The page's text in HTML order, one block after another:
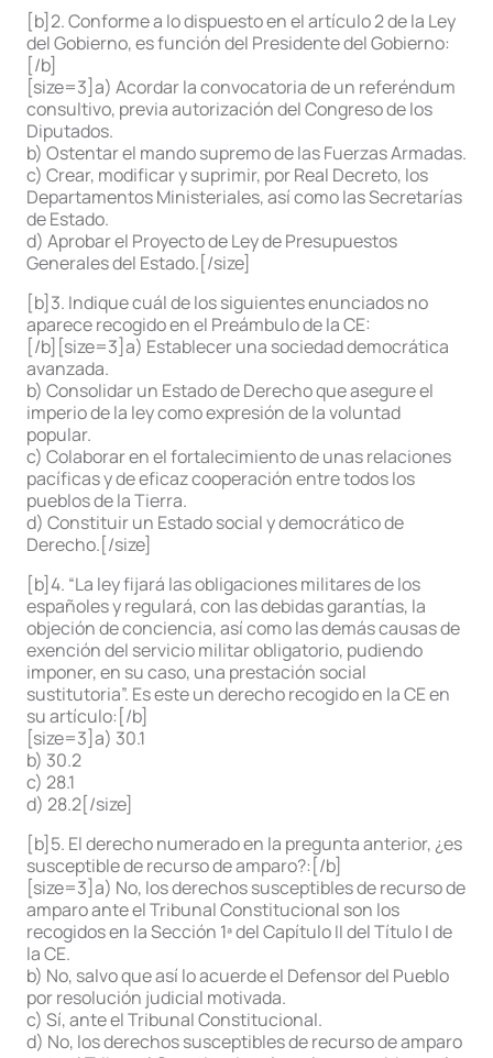
[b]2. Conforme a lo dispuesto en el artículo 2 de la Ley
del Gobierno, es función del Presidente del Gobierno:
[/b]
[size=3]a) Acordar la convocatoria de un referéndum
consultivo, previa autorización del Congreso de los
Diputados.
b) Ostentar el mando supremo de las Fuerzas Armadas.
c) Crear, modificar y suprimir, por Real Decreto, los
Departamentos Ministeriales, así como las Secretarías
de Estado.
d) Aprobar el Proyecto de Ley de Presupuestos
Generales del Estado.[/size]
[b]3. Indique cuál de los siguientes enunciados no
aparece recogido en el Preámbulo de la CE:
[/b][size=3]a) Establecer una sociedad democrática
avanzada.
b) Consolidar un Estado de Derecho que asegure el
imperio de la ley como expresión de la voluntad
popular.
c) Colaborar en el fortalecimiento de unas relaciones
pacíficas y de eficaz cooperación entre todos los
pueblos de la Tierra.
d) Constituir un Estado social y democrático de
Derecho.[/size]
[b]4. “La ley fijará las obligaciones militares de los
españoles y regulará, con las debidas garantías, la
objeción de conciencia, así como las demás causas de
exención del servicio militar obligatorio, pudiendo
imponer, en su caso, una prestación social
sustitutoria”. Es este un derecho recogido en la CE en
su artículo:[/b]
[size=3]a) 30.1
b) 30.2
c) 28.1
d) 28.2[/size]
[b]5. El derecho numerado en la pregunta anterior, ¿es
susceptible de recurso de amparo?:[/b]
[size=3]a) No, los derechos susceptibles de recurso de
amparo ante el Tribunal Constitucional son los
recogidos en la Sección 1ª del Capítulo II del Título I de
la CE.
b) No, salvo que así lo acuerde el Defensor del Pueblo
por resolución judicial motivada.
c) Sí, ante el Tribunal Constitucional.
d) No, los derechos susceptibles de recurso de amparo